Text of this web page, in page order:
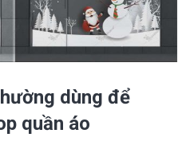
dùng để
quần áo